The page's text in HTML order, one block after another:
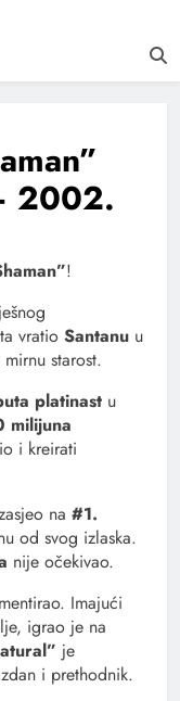
i …..
2002.
!
vratio Santanu u
starost.
platinast u
milijuna
i kreirati
na #1.
od svog izlaska.
nije očekivao.
Imajući
igrao je na
je
i prethodnik.